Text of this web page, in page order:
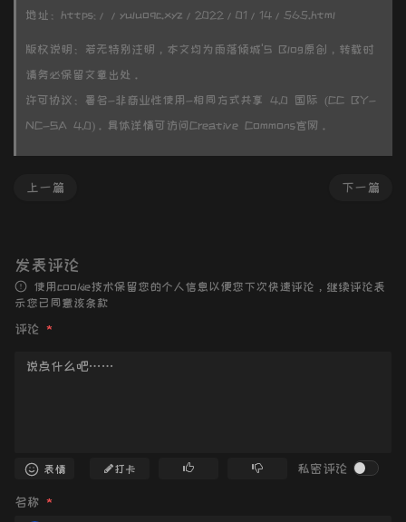
地址： https://yuluoqc.xyz/2022/01/14/565.html
版权说明：若无特别注明，本文均为 雨落倾城'S Blog 原创，转载时
请务必保留文章出处。
许可协议：署名-非商业性使用-相同方式共享 4.0 国际 (CC BY-
NC-SA 4.0)。具体详情可访问Creative Commons官网
下一篇
上一篇
发表评论
使用cookie技术保留您的个人信息以便您下次快速评论，继续评论表
示您已同意该条款
评论 *
表情 打卡 私密评论
名称 *